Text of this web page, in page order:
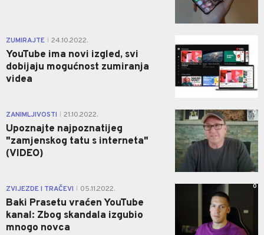
ZUMIRAJTE 24.10.2022.
YouTube ima novi izgled, svi
dobijaju mogućnost zumiranja
videa
ZANIMLJIVOSTI 21.10.2022.
Upoznajte najpoznatijeg
"zamjenskog tatu s interneta"
(VIDEO)
0
ZVIJEZDE I TRAČEVI 05.11.2022.
Baki Prasetu vraćen YouTube
kanal: Zbog skandala izgubio
mnogo novca
0